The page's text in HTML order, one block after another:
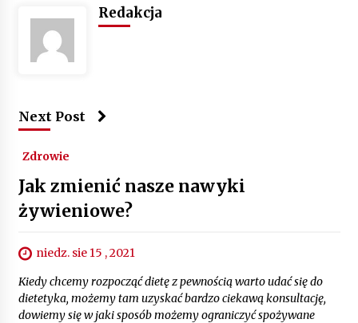
Redakcja
Next Post
Zdrowie
Jak zmienić nasze nawyki
żywieniowe?
niedz. sie 15 , 2021
Kiedy chcemy rozpocząć dietę z pewnością warto udać się do
dietetyka, możemy tam uzyskać bardzo ciekawą konsultację,
dowiemy się w jaki sposób możemy ograniczyć spożywane